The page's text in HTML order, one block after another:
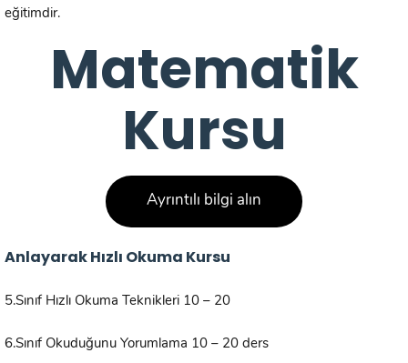
eğitimdir.
Matematik
Kursu
Ayrıntılı bilgi alın
Anlayarak Hızlı Okuma Kursu
5.Sınıf Hızlı Okuma Teknikleri 10 – 20
6.Sınıf Okuduğunu Yorumlama 10 – 20 ders